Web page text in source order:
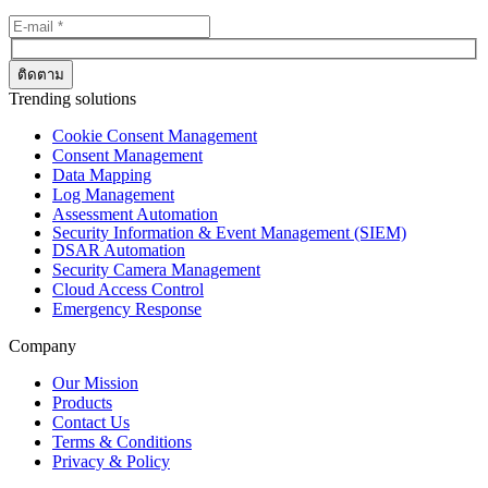
Trending solutions
Cookie Consent Management
Consent Management
Data Mapping
Log Management
Assessment Automation
Security Information & Event Management (SIEM)
DSAR Automation
Security Camera Management
Cloud Access Control
Emergency Response
Company
Our Mission
Products
Contact Us
Terms & Conditions
Privacy & Policy